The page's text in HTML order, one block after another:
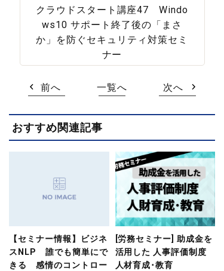
クラウドスタート講座47 Windo
ws10 サポート終了後の「まさ
か」を防ぐセキュリティ対策セミ
ナー
前へ 一覧へ 次へ
おすすめ関連記事
【セミナー情報】ビジネ
スNLP 誰でも簡単にで
きる 感情のコントロー
[労務セミナー] 助成金を
活用した 人事評価制度
人材育成･教育